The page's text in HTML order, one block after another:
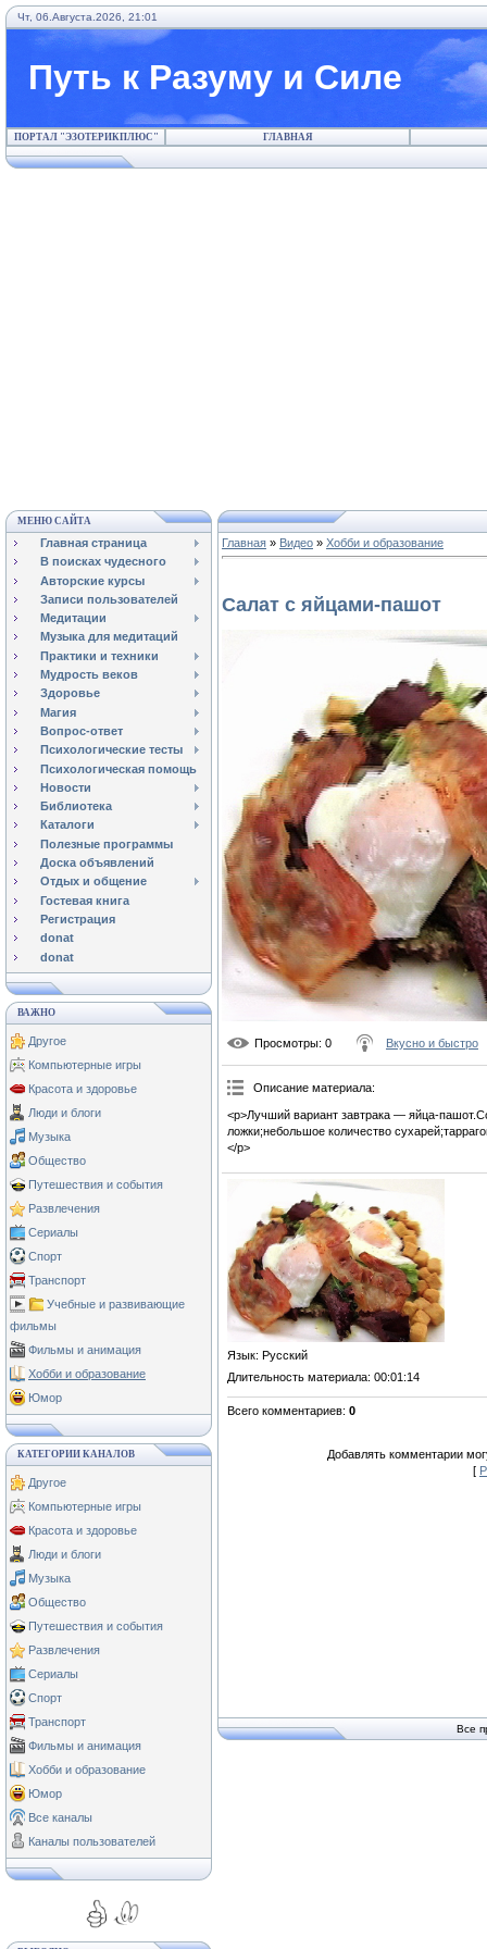
Чт, 06.Августа.2026, 21:01
Путь к Разуму и Силе
ПОРТАЛ "ЭЗОТЕРИКПЛЮС" ГЛАВНАЯ
МЕНЮ САЙТА
Главная страница
В поисках чудесного
Авторские курсы
Записи пользователей
Медитации
Музыка для медитаций
Практики и техники
Мудрость веков
Здоровье
Магия
Вопрос-ответ
Психологические тесты
Психологическая помощь
Новости
Библиотека
Каталоги
Полезные программы
Доска объявлений
Отдых и общение
Гостевая книга
Регистрация
donat
donat
ВАЖНО
Другое
Компьютерные игры
Красота и здоровье
Люди и блоги
Музыка
Общество
Путешествия и события
Развлечения
Сериалы
Спорт
Транспорт
Учебные и развивающие
фильмы
Фильмы и анимация
Хобби и образование
Юмор
КАТЕГОРИИ КАНАЛОВ
Другое
Компьютерные игры
Красота и здоровье
Люди и блоги
Музыка
Общество
Путешествия и события
Развлечения
Сериалы
Спорт
Транспорт
Фильмы и анимация
Хобби и образование
Юмор
Все каналы
Каналы пользователей
Главная » Видео » Хобби и образование
Салат с яйцами-пашот
Просмотры: 0 Вкусно и быстро
Описание материала:
<p>Лучший вариант завтрака — яйца-
ложки;небольшое количество
</p>
Язык: Русский
Длительность материала: 00:01:14
Всего комментариев: 0
Добавлять комментарии
[
Все